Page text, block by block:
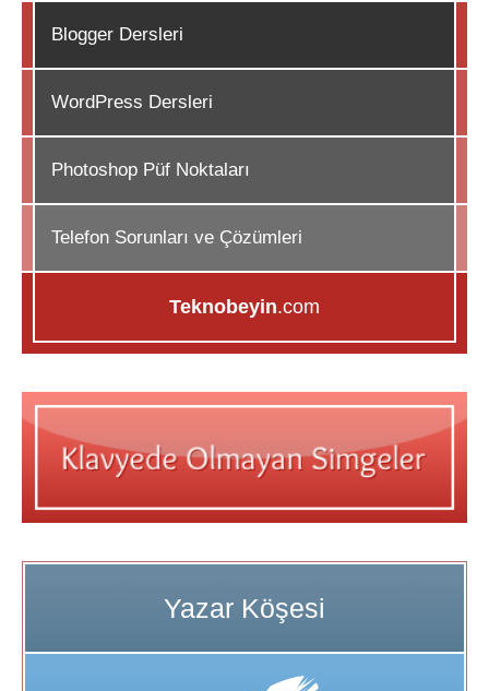
Blogger Dersleri
WordPress Dersleri
Photoshop Püf Noktaları
Telefon Sorunları ve Çözümleri
Teknobeyin.com